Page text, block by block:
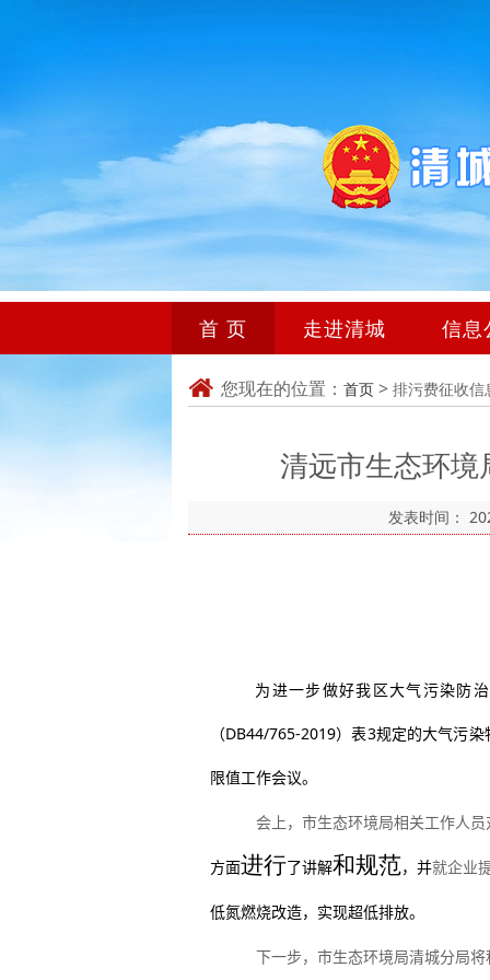
首 页 走进清城 信息
您现在的位置： 首页 > 排污费征收信
清远市生态环
发表时间：
为进一步做好我区大气污染防
（DB44/765-2019）表3规定的大气污染
限值工作会议。
会上，市生态环境局相关工作人员
方面进行了讲解和规范，并就企业
低氮燃烧改造， 实现超低排放。
下一步，市生态环境局清城分局